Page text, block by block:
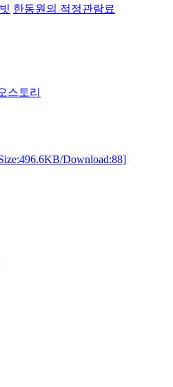
한동원의 적정관람료
스토리
Download:88]